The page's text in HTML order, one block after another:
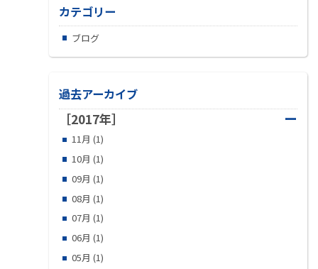
カテゴリー
ブログ
過去アーカイブ
［2017年］ ー
11月 (1)
10月 (1)
09月 (1)
08月 (1)
07月 (1)
06月 (1)
05月 (1)